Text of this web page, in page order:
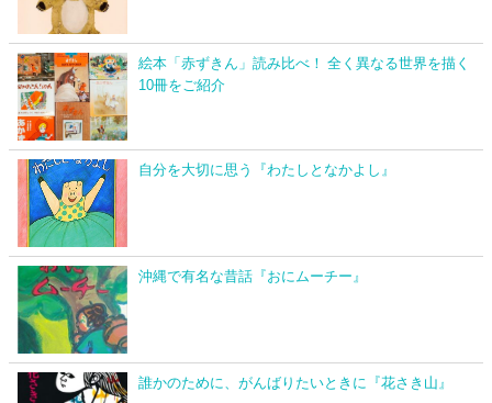
絵本「赤ずきん」読み比べ！ 全く異なる世界を描く
10冊をご紹介
自分を大切に思う『わたしとなかよし』
沖縄で有名な昔話『おにムーチー』
誰かのために、がんばりたいときに『花さき山』